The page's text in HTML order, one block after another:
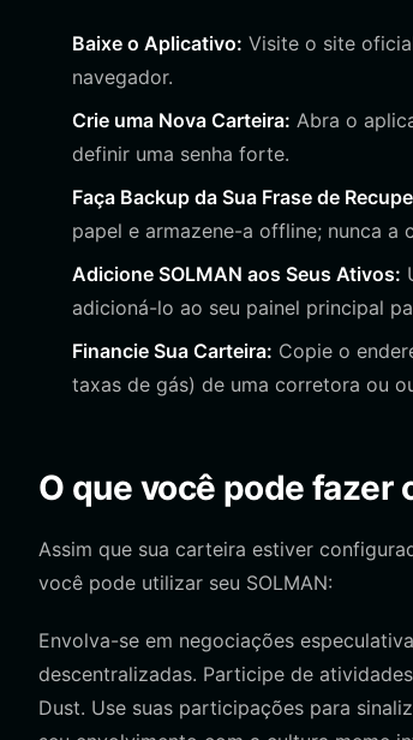
Baixe o Aplicativo: Visite o site
navegador.
Crie uma Nova Carteira: Abra o
definir uma senha forte.
Faça Backup da Sua Frase de
papel e armazene-a offline; nunca a
Adicione SOLMAN aos Seus Ativos:
adicioná-lo ao seu painel principal
Financie Sua Carteira: Copie o
taxas de gás) de uma corretora ou
O que você pode fazer
Assim que sua carteira estiver
você pode utilizar seu SOLMAN:
Envolva-se em negociações
descentralizadas. Participe de
Dust. Use suas participações para